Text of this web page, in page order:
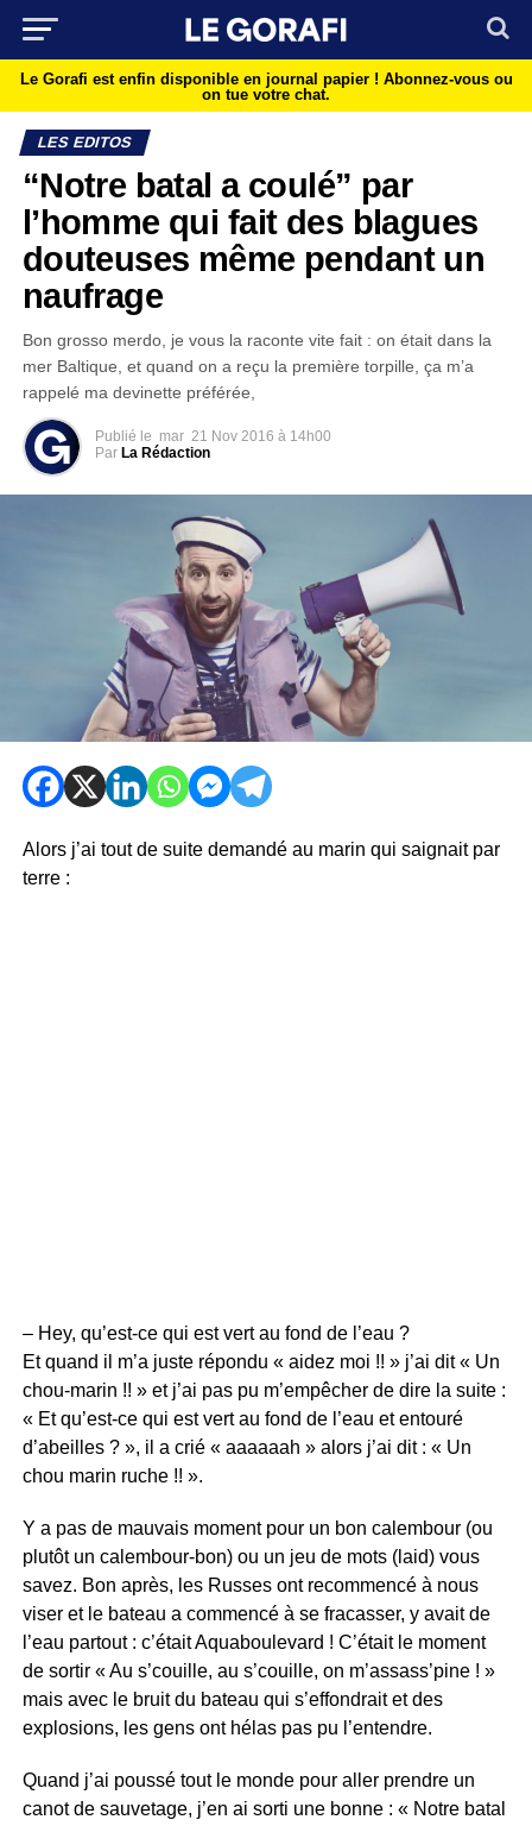
Le Gorafi est enfin disponible en journal papier ! Abonnez-vous ou
on tue votre chat.
LES EDITOS
“Notre batal a coulé” par
l’homme qui fait des blagues
douteuses même pendant un
naufrage
Bon grosso merdo, je vous la raconte vite fait : on était dans la
mer Baltique, et quand on a reçu la première torpille, ça m’a
rappelé ma devinette préférée,
Publié le mar 21 Nov 2016 à 14h00
Par La Rédaction
Alors j’ai tout de suite demandé au marin qui saignait par
terre :
– Hey, qu’est-ce qui est vert au fond de l’eau ?
Et quand il m’a juste répondu « aidez moi !! » j’ai dit « Un
chou-marin !! » et j’ai pas pu m’empêcher de dire la suite :
« Et qu’est-ce qui est vert au fond de l’eau et entouré
d’abeilles ? », il a crié « aaaaaah » alors j’ai dit : « Un
chou marin ruche !! ».
Y a pas de mauvais moment pour un bon calembour (ou
plutôt un calembour-bon) ou un jeu de mots (laid) vous
savez. Bon après, les Russes ont recommencé à nous
viser et le bateau a commencé à se fracasser, y avait de
l’eau partout : c’était Aquaboulevard ! C’était le moment
de sortir « Au s’couille, au s’couille, on m’assass’pine ! »
mais avec le bruit du bateau qui s’effondrait et des
explosions, les gens ont hélas pas pu l’entendre.
Quand j’ai poussé tout le monde pour aller prendre un
canot de sauvetage, j’en ai sorti une bonne : « Notre batal